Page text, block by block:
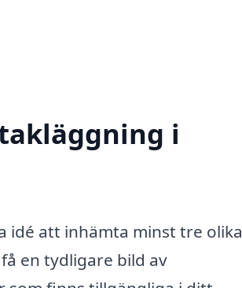
i
idé att inhämta minst tre olika
en tydligare bild av